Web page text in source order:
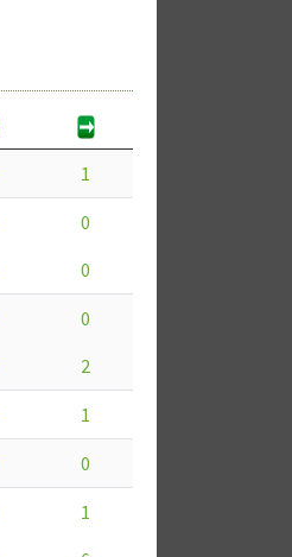
1
0
0
0
2
1
0
1